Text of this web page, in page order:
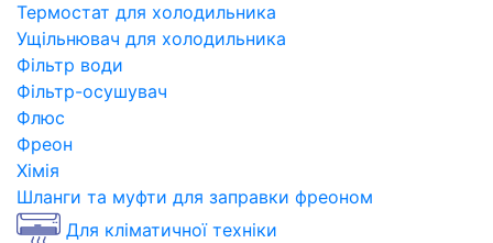
Термостат для холодильника
Ущільнювач для холодильника
Фільтр води
Фільтр-осушувач
Флюс
Фреон
Хімія
Шланги та муфти для заправки фреоном
Для кліматичної техніки